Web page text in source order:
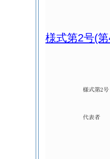
様式第2号(